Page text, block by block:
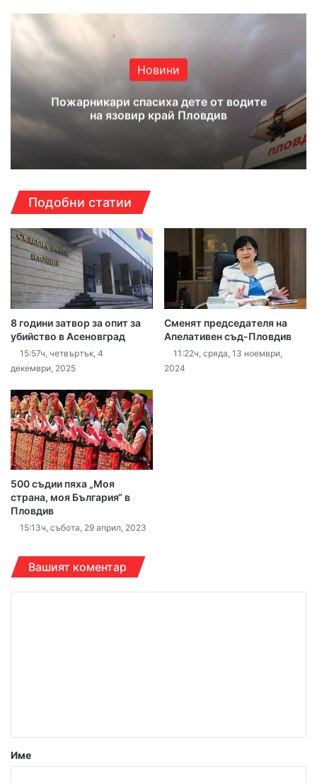
Новини
Пожарникари спасиха дете от водите
на язовир край Пловдив
Подобни статии
8 години затвор за опит за
убийство в Асеновград
15:57ч, четвъртък, 4
декември, 2025
Сменят председателя на
Апелативен съд-Пловдив
11:22ч, сряда, 13 ноември,
2024
500 съдии пяха „Моя
страна, моя България“ в
Пловдив
15:13ч, събота, 29 април, 2023
Вашият коментар
р
Име